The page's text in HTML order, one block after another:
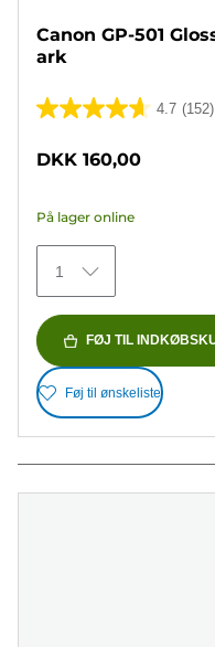
Canon GP-501
ark
4.7 (152)
4.7
stjerner.
152
anmeldelser
DKK 160,00
På lager online
1
FØJ TIL
Føj til ønskeliste